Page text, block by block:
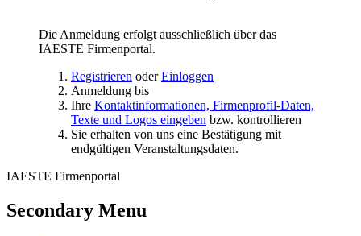
Die Anmeldung erfolgt ausschließlich über das
IAESTE Firmenportal.
Registrieren oderEinloggen
Anmeldung bis
Ihre Kontaktinformationen, Firmenprofil-Daten,
Texte und Logos eingeben bzw. kontrollieren
Sie erhalten von uns eine Bestätigung mit
endgültigen Veranstaltungsdaten.
IAESTE Firmenportal
Secondary Menu